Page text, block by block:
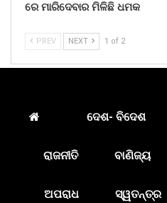
ରେ ମାରିଦେବାର ମିଳିଛି ଧମକ
PREV NEXT 1 of 2
ଦେଶ- ବିଦେଶ
ରାଜନୀତି ବାଣିଜ୍ୟ
ଅପରାଧ ସ୍ୱତନ୍ତ୍ର